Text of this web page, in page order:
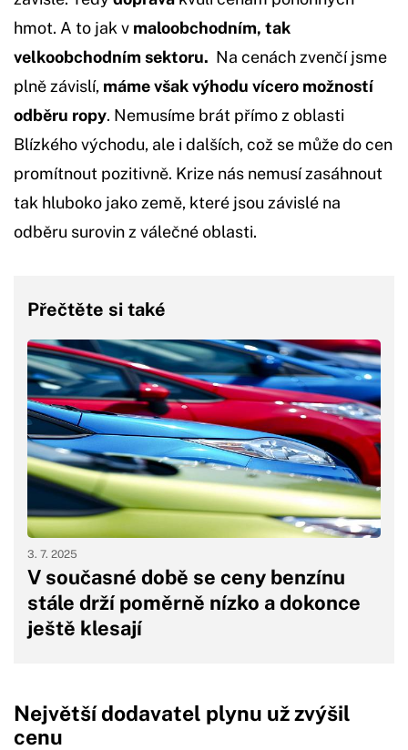
hmot. A to jak v maloobchodním, tak
velkoobchodním sektoru. Na cenách zvenčí jsme
plně závislí, máme však výhodu vícero možností
odběru ropy. Nemusíme brát přímo z oblasti
Blízkého východu, ale i dalších, což se může do cen
promítnout pozitivně. Krize nás nemusí zasáhnout
tak hluboko jako země, které jsou závislé na
odběru surovin z válečné oblasti.
Přečtěte si také
V současné době se ceny benzínu
stále drží poměrně nízko a dokonce
ještě klesají
3. 7. 2025
Největší dodavatel plynu už zvýšil
cenu